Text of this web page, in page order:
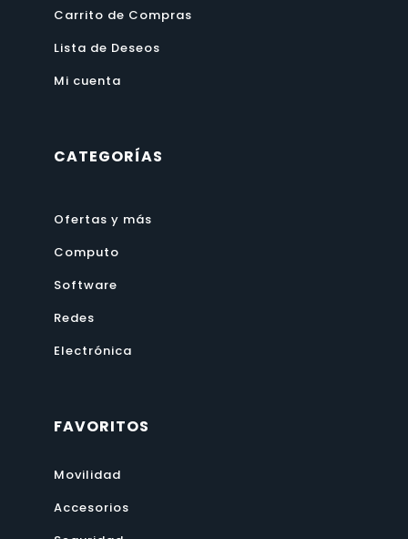
Carrito de Compras
Lista de Deseos
Mi cuenta
CATEGORÍAS
Ofertas y más
Computo
Software
Redes
Electrónica
FAVORITOS
Movilidad
Accesorios